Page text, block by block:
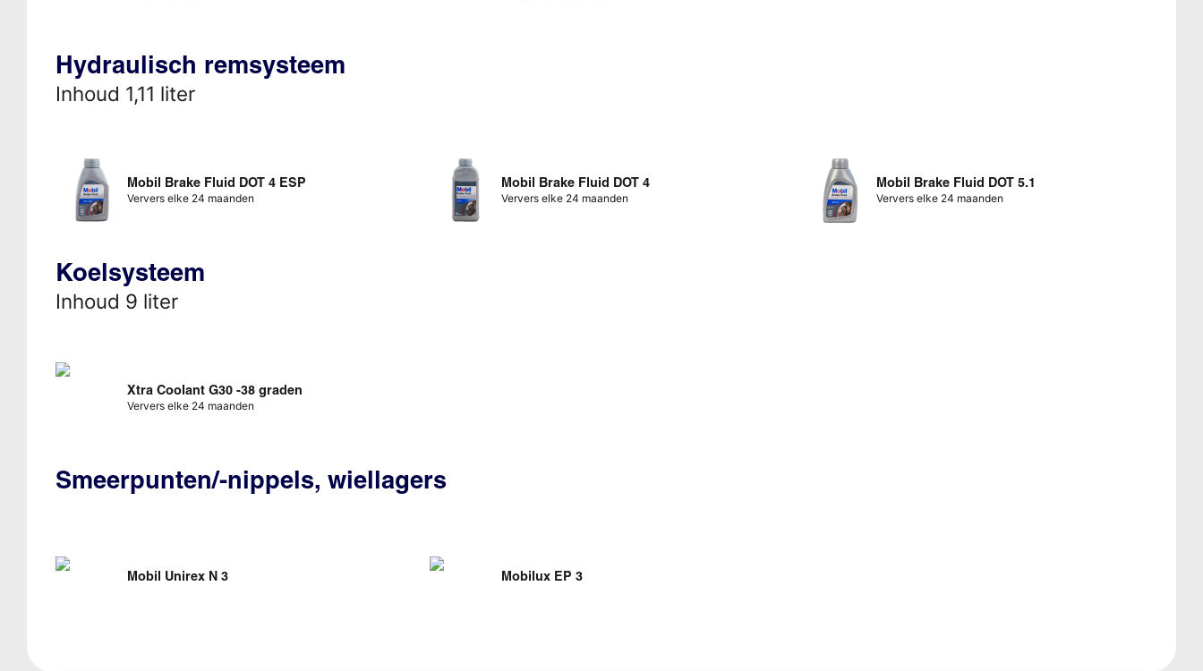
Hydraulisch remsysteem
Inhoud 1,11 liter
Mobil Brake Fluid DOT 4 ESP
Ververs elke 24 maanden
Mobil Brake Fluid DOT 4
Ververs elke 24 maanden
Mobil Brake Fluid DOT 5.1
Ververs elke 24 maanden
Koelsysteem
Inhoud 9 liter
Xtra Coolant G30 -38 graden
Ververs elke 24 maanden
Smeerpunten/-nippels, wiellagers
Mobil Unirex N 3 Mobilux EP 3